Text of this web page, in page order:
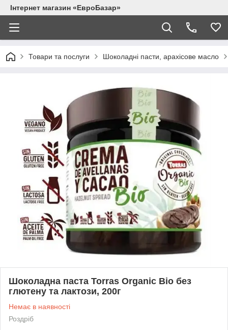
Інтернет магазин «ЕвроБазар»
Товари та послуги Шоколадні пасти, арахісове масло
Шоколадна паста Torras Organic Bio без
глютену та лактози, 200г
Немає в наявності
Роздріб